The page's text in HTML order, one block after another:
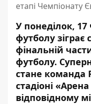
етапі Чемпіонату
У понеділок, 17
футболу
фінальній
футболу.
стане команда
стадіоні
відповідному